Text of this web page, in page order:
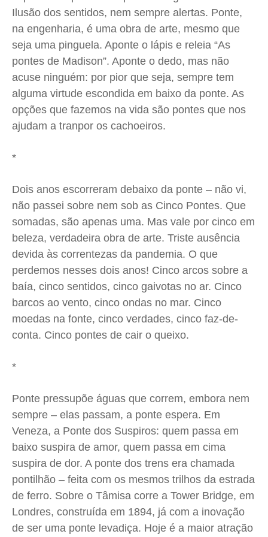
Expediente
Contato
Termos de Uso
Privacidade
Expediente
Contato
Termos de Uso
Privacidade
Expediente
Contato
Termos de Uso
Privacidade
Expediente
Contato
Termos de Uso
Privacidade
Ilusão dos sentidos, nem sempre alertas. Ponte,
na engenharia, é uma obra de arte, mesmo que
seja uma pinguela. Aponte o lápis e releia “As
pontes de Madison”. Aponte o dedo, mas não
acuse ninguém: por pior que seja, sempre tem
alguma virtude escondida em baixo da ponte. As
opções que fazemos na vida são pontes que nos
ajudam a tranpor os cachoeiros.
*
Dois anos escorreram debaixo da ponte – não vi,
não passei sobre nem sob as Cinco Pontes. Que
somadas, são apenas uma. Mas vale por cinco em
beleza, verdadeira obra de arte. Triste ausência
devida às correntezas da pandemia. O que
perdemos nesses dois anos! Cinco arcos sobre a
baía, cinco sentidos, cinco gaivotas no ar. Cinco
barcos ao vento, cinco ondas no mar. Cinco
moedas na fonte, cinco verdades, cinco faz-de-
conta. Cinco pontes de cair o queixo.
*
Ponte pressupõe águas que correm, embora nem
sempre – elas passam, a ponte espera. Em
Veneza, a Ponte dos Suspiros: quem passa em
baixo suspira de amor, quem passa em cima
suspira de dor. A ponte dos trens era chamada
pontilhão – feita com os mesmos trilhos da estrada
de ferro. Sobre o Tâmisa corre a Tower Bridge, em
Londres, construída em 1894, já com a inovação
de ser uma ponte levadiça. Hoje é a maior atração